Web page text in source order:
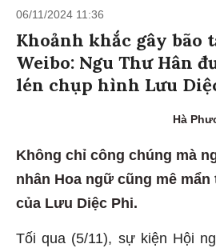
06/11/2024 11:36
Khoảnh khắc gây bão
Weibo: Ngu Thư Hân
lén chụp hình Lưu
Hà
Không chỉ công chúng mà
nhân Hoa ngữ cũng mê
của Lưu Diệc Phi.
Tối qua (5/11), sự kiện Hội